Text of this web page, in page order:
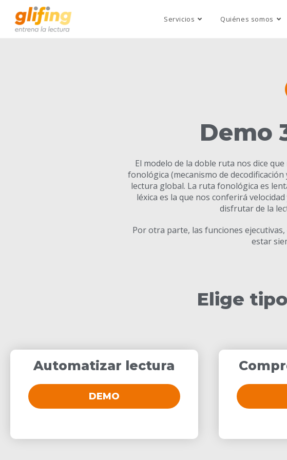
Servicios Quiénes somos
Demo
El modelo de la doble ruta nos dice
fonológica (mecanismo de
lectura global. La ruta fonológica es
léxica es la que nos conferirá
disfrutar de la
Por otra parte, las funciones
estar
Elige
Automatizar lectura
DEMO